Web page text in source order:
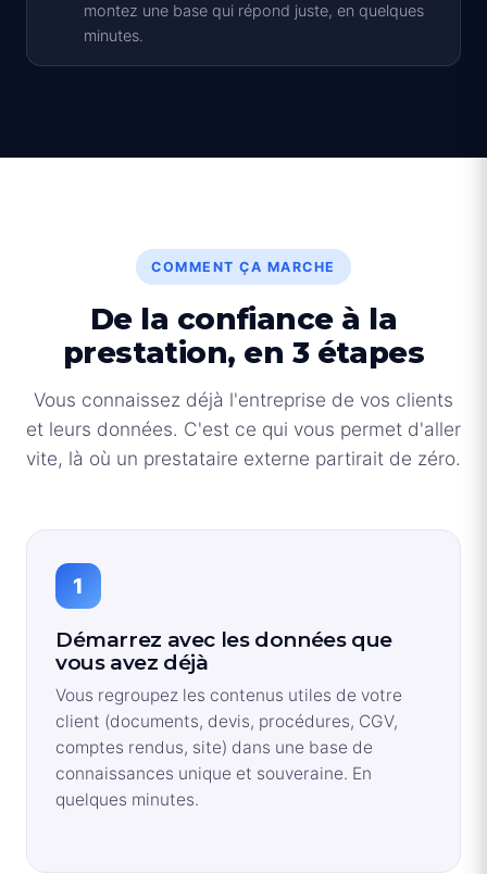
montez une base qui répond juste, en quelques
minutes.
COMMENT ÇA MARCHE
De la confiance à la
prestation, en 3 étapes
Vous connaissez déjà l'entreprise de vos clients
et leurs données. C'est ce qui vous permet d'aller
vite, là où un prestataire externe partirait de zéro.
1
Démarrez avec les données que
vous avez déjà
Vous regroupez les contenus utiles de votre
client (documents, devis, procédures, CGV,
comptes rendus, site) dans une base de
connaissances unique et souveraine. En
quelques minutes.